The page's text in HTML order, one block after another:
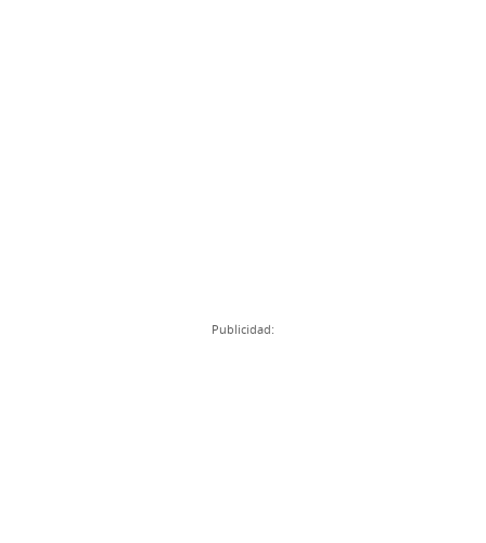
Publicidad: